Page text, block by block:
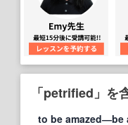
「petrified」を
to be